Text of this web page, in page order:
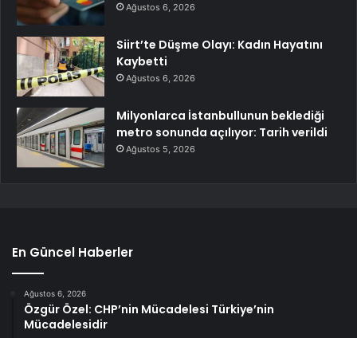
Ağustos 6, 2026
Siirt’te Düşme Olayı: Kadın Hayatını
Kaybetti
Ağustos 6, 2026
Milyonlarca İstanbullunun beklediği
metro sonunda açılıyor: Tarih verildi
Ağustos 5, 2026
En Güncel Haberler
Ağustos 6, 2026
Özgür Özel: CHP’nin Mücadelesi Türkiye’nin
Mücadelesidir